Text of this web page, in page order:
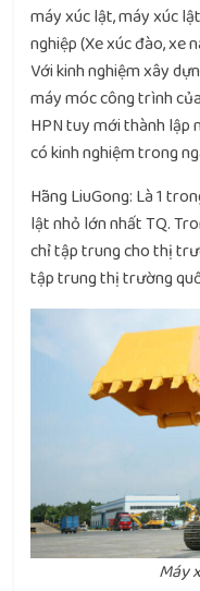
máy xúc lật, máy xúc
nghiệp (Xe xúc đào, xe
Với kinh nghiệm xây
máy móc công trình
HPN tuy mới thành lập
có kinh nghiệm trong
Hãng LiuGong: Là 1
lật nhỏ lớn nhất TQ.
chỉ tập trung cho thị
tập trung thị trường
Máy